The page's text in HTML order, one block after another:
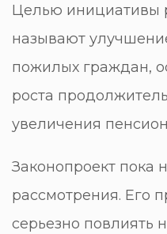
Целью инициативы
называют
пожилых граждан,
роста
увеличения
Законопроект пока
рассмотрения. Его
серьезно повлиять